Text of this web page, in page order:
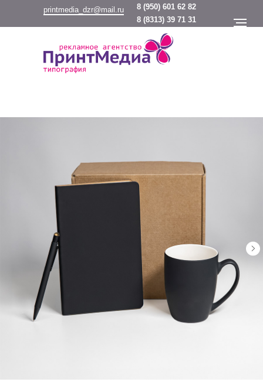
8 (950) 601 62 82
printmedia_dzr@mail.ru
8 (8313) 39 71 31